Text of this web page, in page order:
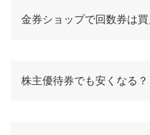
金券ショップで回数券は買
株主優待券でも安くなる？